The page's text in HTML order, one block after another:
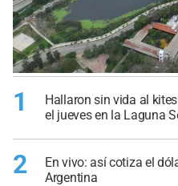
1
Hallaron sin vida al
el jueves en la Laguna
2
En vivo: así cotiza el
Argentina